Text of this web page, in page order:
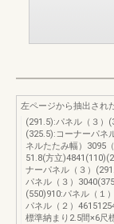
左ページから抽出され
(291.5):パネル（３）
(325.5):コーナーパネ
ネルたたみ幅）3095
51.8(方立
ナーパネル（３）
パネル（３）
(550)910:パネル（１
パネル（２）
標準納まり2.5間×6尺